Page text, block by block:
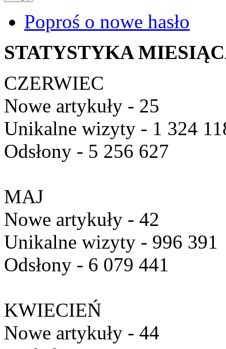
Poproś o nowe hasło
STATYSTYKA
CZERWIEC
Nowe artykuły - 25
Unikalne wizyty - 1 324
Odsłony - 5 256 627
MAJ
Nowe artykuły - 42
Unikalne wizyty - 996 391
Odsłony - 6 079 441
KWIECIEŃ
Nowe artykuły - 44